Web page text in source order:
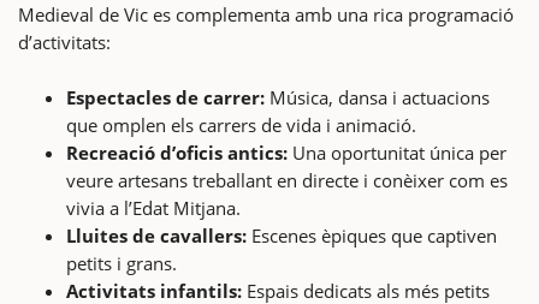
Medieval de Vic es complementa amb una rica programació
d’activitats:
Espectacles de carrer: Música, dansa i actuacions
que omplen els carrers de vida i animació.
Recreació d’oficis antics: Una oportunitat única per
veure artesans treballant en directe i conèixer com es
vivia a l’Edat Mitjana.
Lluites de cavallers: Escenes èpiques que captiven
petits i grans.
Activitats infantils: Espais dedicats als més petits